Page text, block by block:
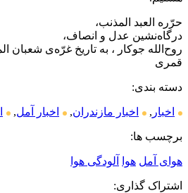
حرّره العبد المذنب،
درگاه‌نشین عدل و انصاف،
قمری
دسته بندی:
اخبار , اخبار مازندران, اخبار آمل,
برچسب ها:
هوای آمل هوا آلودگی هوا
اشتراک گذاری: